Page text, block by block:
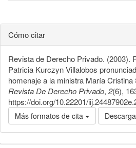
Cómo citar
Revista de Derecho Privado. (2003).
Patricia Kurczyn Villalobos
homenaje a la ministra María
Revista De Derecho Privado, 2(6),
https://doi.org/10.22201/
Más formatos de cita